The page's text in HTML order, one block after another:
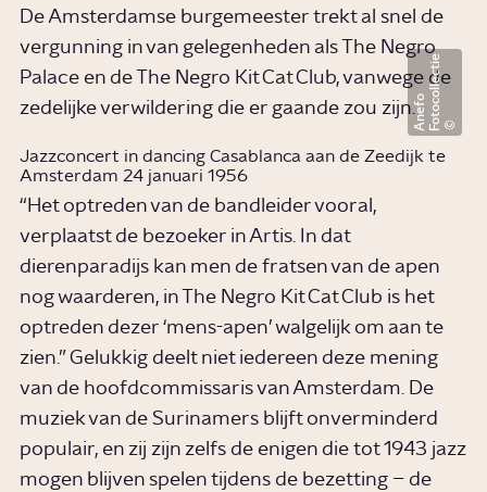
De Amsterdamse burgemeester trekt al snel de
vergunning in van gelegenheden als The Negro
Palace en de The Negro Kit Cat Club, vanwege de
zedelijke verwildering die er gaande zou zijn.
F
o
t
o
c
o
l
l
e
c
t
i
e
A
n
e
f
o
Jazzconcert in dancing Casablanca aan de Zeedijk te
Amsterdam 24 januari 1956
“Het optreden van de bandleider vooral,
verplaatst de bezoeker in Artis. In dat
dierenparadijs kan men de fratsen van de apen
nog waarderen, in The Negro Kit Cat Club is het
optreden dezer ‘mens-apen’ walgelijk om aan te
zien.” Gelukkig deelt niet iedereen deze mening
van de hoofdcommissaris van Amsterdam. De
muziek van de Surinamers blijft onverminderd
populair, en zij zijn zelfs de enigen die tot 1943 jazz
mogen blijven spelen tijdens de bezetting – de